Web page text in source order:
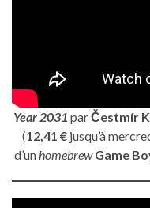
Year 2031 parČestmír
(12,41 €jusqu’à
d’un homebrew Game